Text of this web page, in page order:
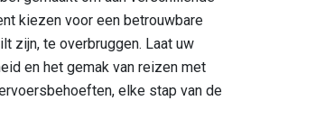
kiezen voor een betrouwbare
zijn, te overbruggen. Laat uw
en het gemak van reizen met
elke stap van de